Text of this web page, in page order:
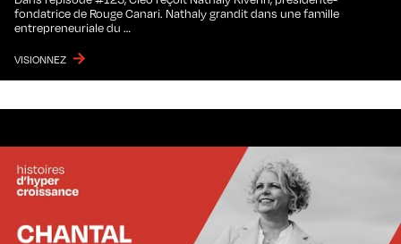
fondatrice de Rouge Canari. Nathaly grandit dans une famille
entrepreneuriale du …
VISIONNEZ